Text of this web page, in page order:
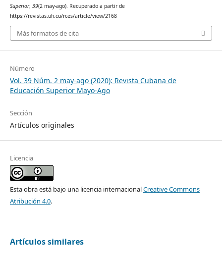
Superior, 39(2 may-ago). Recuperado a partir de
https://revistas.uh.cu/rces/article/view/2168
Más formatos de cita
Número
Vol. 39 Núm. 2 may-ago (2020): Revista Cubana de
Educación Superior Mayo-Ago
Sección
Artículos originales
Licencia
Esta obra está bajo una licencia internacionalCreative Commons
Atribución 4.0.
Artículos similares